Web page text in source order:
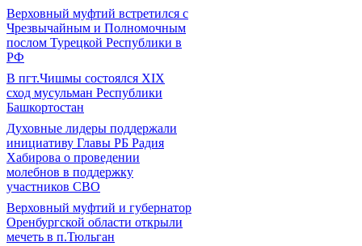
Верховный муфтий встретился с
Чрезвычайным и Полномочным
послом Турецкой Республики в
РФ
В пгт.Чишмы состоялся XIX
сход мусульман Республики
Башкортостан
Духовные лидеры поддержали
инициативу Главы РБ Радия
Хабирова о проведении
молебнов в поддержку
участников СВО
Верховный муфтий и губернатор
Оренбургской области открыли
мечеть в п.Тюльган